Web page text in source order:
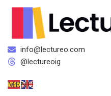
info@lectureo.com
@lectureoig
MENÚ